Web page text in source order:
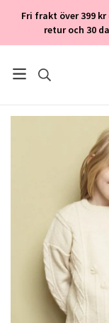
Fri frakt över 399
retur och 30